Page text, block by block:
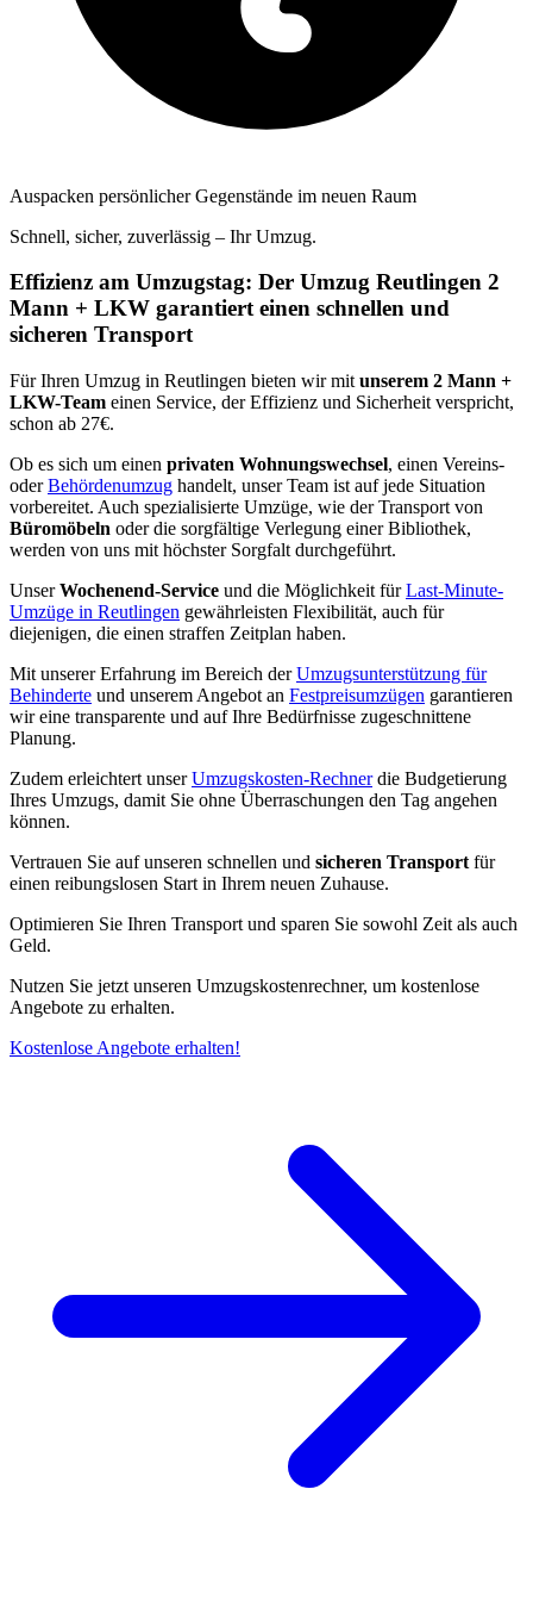
Auspacken persönlicher Gegenstände im neuen Raum
Schnell, sicher, zuverlässig – Ihr Umzug.
Effizienz am Umzugstag: Der Umzug Reutlingen 2
Mann + LKW garantiert einen schnellen und
sicheren Transport
Für Ihren Umzug in Reutlingen bieten wir mit unserem 2 Mann +
LKW-Team einen Service, der Effizienz und Sicherheit verspricht,
schon ab 27€.
Ob es sich um einen privaten Wohnungswechsel, einen Vereins-
oderBehördenumzug handelt, unser Team ist auf jede Situation
vorbereitet. Auch spezialisierte Umzüge, wie der Transport von
Büromöbeln oder die sorgfältige Verlegung einer Bibliothek,
werden von uns mit höchster Sorgfalt durchgeführt.
UnserWochenend-Service und die Möglichkeit fürLast-Minute-
Umzüge in Reutlingen gewährleisten Flexibilität, auch für
diejenigen, die einen straffen Zeitplan haben.
Mit unserer Erfahrung im Bereich derUmzugsunterstützung für
Behinderte und unserem Angebot an Festpreisumzügen garantieren
wir eine transparente und auf Ihre Bedürfnisse zugeschnittene
Planung.
Zudem erleichtert unserUmzugskosten-Rechnerdie Budgetierung
Ihres Umzugs, damit Sie ohne Überraschungen den Tag angehen
können.
Vertrauen Sie auf unseren schnellen und sicheren Transport für
einen reibungslosen Start in Ihrem neuen Zuhause.
Optimieren Sie Ihren Transport und sparen Sie sowohl Zeit als auch
Geld.
Nutzen Sie jetzt unseren Umzugskostenrechner, um kostenlose
Angebote zu erhalten.
Kostenlose Angebote erhalten!